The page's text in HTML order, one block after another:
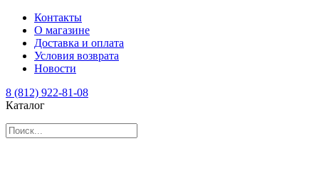
Контакты
О магазине
Доставка и оплата
Условия возврата
Новости
8 (812) 922-81-08
Каталог